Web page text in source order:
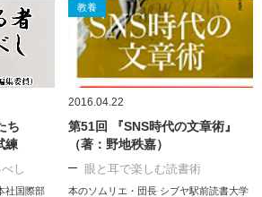
ち
練
し
社国際部
教養
2016.04.22
第51回 『SNS時代の文章術』
（著：野地秩嘉）
眼と耳で楽しむ読書術
本のソムリエ・団長 シブヤ駅前読書大学